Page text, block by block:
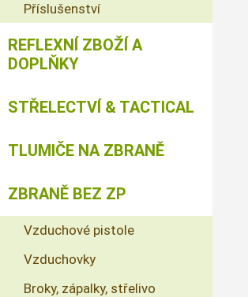
Příslušenství
REFLEXNÍ ZBOŽÍ A
DOPLŇKY
STŘELECTVÍ & TACTICAL
TLUMIČE NA ZBRANĚ
ZBRANĚ BEZ ZP
Vzduchové pistole
Vzduchovky
Broky, zápalky, střelivo